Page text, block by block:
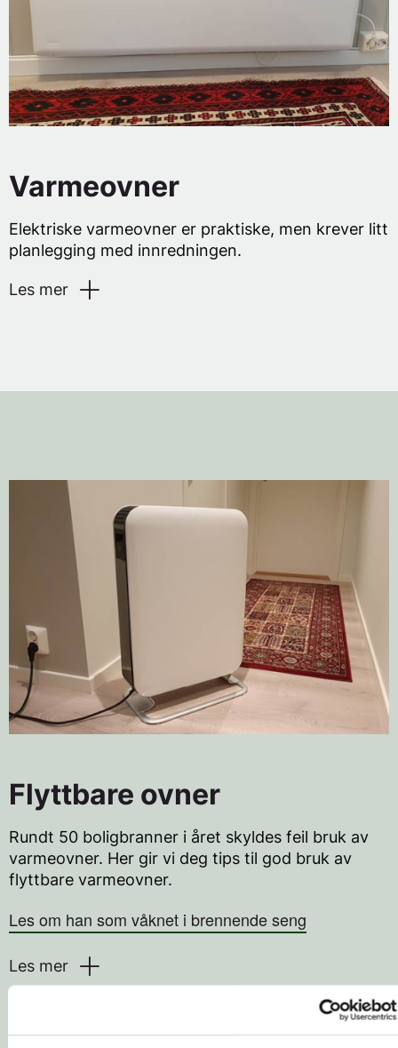
Varmeovner
Elektriske varmeovner er praktiske, men krever litt
planlegging med innredningen.
Les mer
for oppvarming, spesielt i små rom. Varmeovner
sofaen foran vinduet også? Det er fort gjort at
avstanden mellom varmeovnen og brennbart
materiale blir for liten!
Se til at avstanden til brennbart materiale
rundt varmeovnen ikke er for liten. Det må
ikke komme for nære! Det gjelder bl.a. klær,
gardiner, møbler etc.
Dekk aldri til en varmeovn og bruk aldri
elektriske ovner til å tørke tøy på.
Vær spesielt varsomme når det gjelder
flyttbare ovner, stråleovner og vifteovner.
hovedoppvarming i alle bygninger. Ikke baser
deg på bruk av flyttbare ovner.
Følg monteringsanvisningen og
sikkerhetsinformasjonen fra produsenten for å
ivareta sikkerheten.
Ikke bruk skjøteledning til varmeovner, men
plugg dem rett i en stikkontakt.
Flyttbare ovner
Rundt 50 boligbranner i året skyldes feil bruk av
varmeovner. Her gir vi deg tips til god bruk av
flyttbare varmeovner.
Les om han som våknet i brennende seng
Les mer